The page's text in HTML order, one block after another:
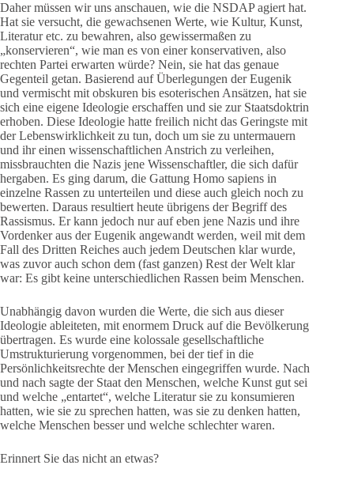
Daher müssen wir uns anschauen, wie die NSDAP agiert hat.
Hat sie versucht, die gewachsenen Werte, wie Kultur, Kunst,
Literatur etc. zu bewahren, also gewissermaßen zu
„konservieren“, wie man es von einer konservativen, also
rechten Partei erwarten würde? Nein, sie hat das genaue
Gegenteil getan. Basierend auf Überlegungen der Eugenik
und vermischt mit obskuren bis esoterischen Ansätzen, hat sie
sich eine eigene Ideologie erschaffen und sie zur Staatsdoktrin
erhoben. Diese Ideologie hatte freilich nicht das Geringste mit
der Lebenswirklichkeit zu tun, doch um sie zu untermauern
und ihr einen wissenschaftlichen Anstrich zu verleihen,
missbrauchten die Nazis jene Wissenschaftler, die sich dafür
hergaben. Es ging darum, die Gattung Homo sapiens in
einzelne Rassen zu unterteilen und diese auch gleich noch zu
bewerten. Daraus resultiert heute übrigens der Begriff des
Rassismus. Er kann jedoch nur auf eben jene Nazis und ihre
Vordenker aus der Eugenik angewandt werden, weil mit dem
Fall des Dritten Reiches auch jedem Deutschen klar wurde,
was zuvor auch schon dem (fast ganzen) Rest der Welt klar
war: Es gibt keine unterschiedlichen Rassen beim Menschen.
Unabhängig davon wurden die Werte, die sich aus dieser
Ideologie ableiteten, mit enormem Druck auf die Bevölkerung
übertragen. Es wurde eine kolossale gesellschaftliche
Umstrukturierung vorgenommen, bei der tief in die
Persönlichkeitsrechte der Menschen eingegriffen wurde. Nach
und nach sagte der Staat den Menschen, welche Kunst gut sei
und welche „entartet“, welche Literatur sie zu konsumieren
hatten, wie sie zu sprechen hatten, was sie zu denken hatten,
welche Menschen besser und welche schlechter waren.
Erinnert Sie das nicht an etwas?